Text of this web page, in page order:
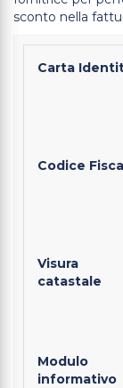
sconto nella
Carta
Codice
Visura
catastale
Modulo
informativo